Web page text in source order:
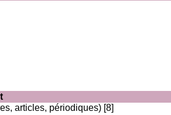
articles, périodiques) [8]